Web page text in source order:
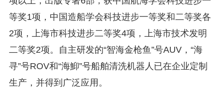
等奖1项，中国造船学会科技进步一等奖和二等奖各
2项，上海市科技进步二等奖4项，上海市技术发明
二等奖2项。自主研发的“智海金枪鱼”号AUV，“海
寻”号ROV和“海鮣”号船舶清洗机器人已在企业定制
生产，并得到广泛应用。